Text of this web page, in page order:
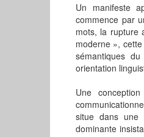
Un manifeste
commence par
mots, la rupture
moderne »,
sémantiques
orientation
Une
situe dans une
dominante